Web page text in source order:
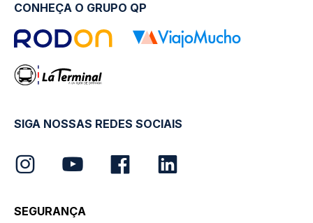
CONHEÇA O GRUPO QP
SIGA NOSSAS REDES SOCIAIS
SEGURANÇA